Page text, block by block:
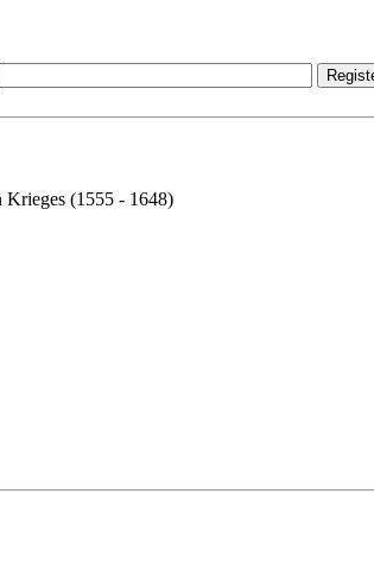
Krieges (1555 - 1648)